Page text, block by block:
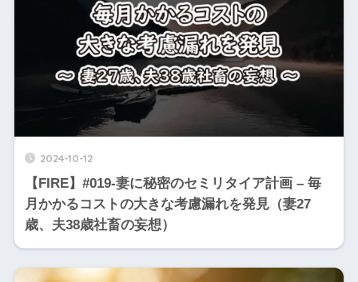
2024-10-12
【FIRE】#019-妻に秘密のセミリタイア計画 – 毎
月かかるコストの大きな考慮漏れを発見（妻27
歳、夫38歳社畜の妄想）